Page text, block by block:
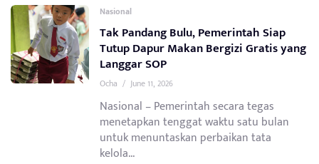
Nasional
Tak Pandang Bulu, Pemerintah Siap
Tutup Dapur Makan Bergizi Gratis yang
Langgar SOP
Ocha / June 11, 2026
Nasional – Pemerintah secara tegas
menetapkan tenggat waktu satu bulan
untuk menuntaskan perbaikan tata
kelola...